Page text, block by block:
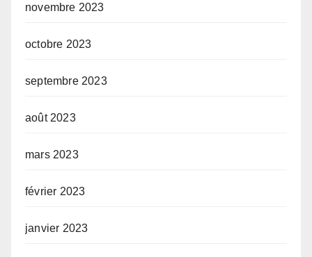
novembre 2023
octobre 2023
septembre 2023
août 2023
mars 2023
février 2023
janvier 2023